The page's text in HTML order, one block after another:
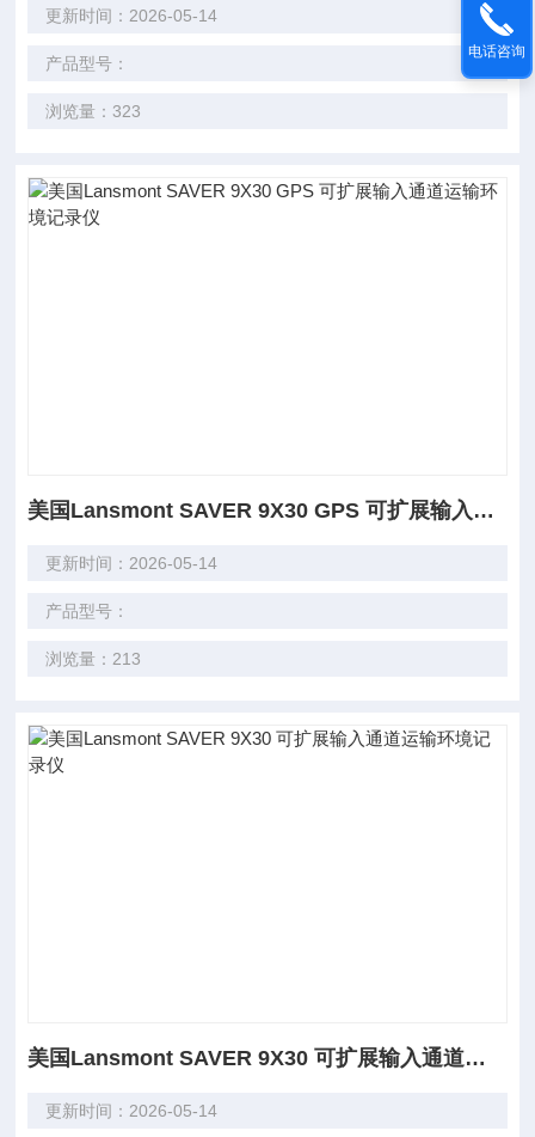
更新时间：2026-05-14
产品型号：
浏览量：323
美国Lansmont SAVER 9X30 GPS 可扩展输入通道运输环境记录仪
更新时间：2026-05-14
产品型号：
浏览量：213
美国Lansmont SAVER 9X30 可扩展输入通道运输环境记录仪
更新时间：2026-05-14
电话咨询